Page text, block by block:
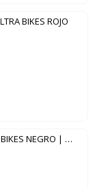
BIKES ROJO
BICICLETA ARO 16 KIDS ULTRA BIKES NEGRO | AMARILLO